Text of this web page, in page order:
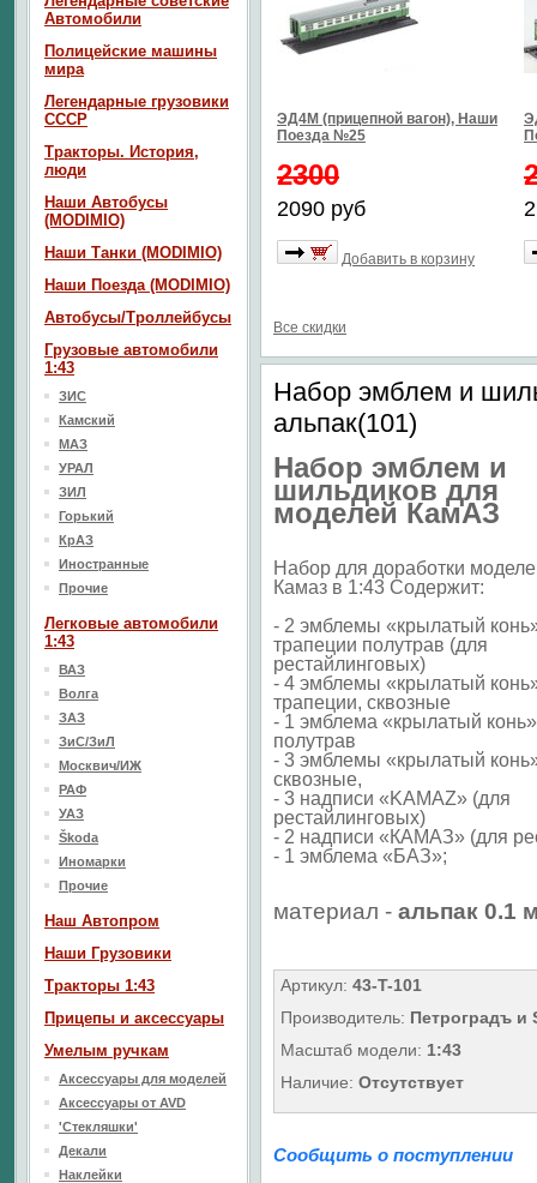
ЭД4М (прицепной вагон), Наши
Поезда №25
2300
2090 руб
Добавить в корзину
Все скидки
Набор эмблем и
альпак(101)
Набор эмблем и
шильдиков для
моделей КамАЗ
Набор для доработки
Камаз в 1:43 Содержит:
- 2 эмблемы «крылатый
трапеции полутрав (для
рестайлинговых)
- 4 эмблемы «крылатый
трапеции, сквозные
- 1 эмблема «крылатый конь»
полутрав
- 3 эмблемы «крылатый
сквозные,
- 3 надписи «KAMAZ» (для
рестайлинговых)
- 2 надписи «КАМАЗ» (для
- 1 эмблема «БАЗ»;
материал - альпак 0.1
Артикул: 43-T-101
Производитель: Петроградъ и
Масштаб модели: 1:43
Наличие: Отсутствует
Сообщить о поступлении
Автомобили
Полицейские машины
мира
Легендарные грузовики
СССР
Тракторы. История,
люди
Наши Автобусы
(MODIMIO)
Наши Танки (MODIMIO)
Наши Поезда (MODIMIO)
Автобусы/Троллейбусы
Грузовые автомобили
1:43
ЗИС
Камский
МАЗ
УРАЛ
ЗИЛ
Горький
КрАЗ
Иностранные
Прочие
Легковые автомобили
1:43
ВАЗ
Волга
ЗАЗ
ЗиС/ЗиЛ
Москвич/ИЖ
РАФ
УАЗ
Škoda
Иномарки
Прочие
Наш Aвтопром
Наши Грузовики
Тракторы 1:43
Прицепы и аксессуары
Умелым ручкам
Аксессуары для моделей
Аксессуары от AVD
'Стекляшки'
Декали
Наклейки